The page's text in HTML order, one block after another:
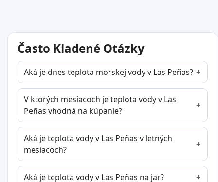
Často Kladené Otázky
Aká je dnes teplota morskej vody v Las Peñas?
V ktorých mesiacoch je teplota vody v Las
Peñas vhodná na kúpanie?
Aká je teplota vody v Las Peñas v letných
mesiacoch?
Aká je teplota vody v Las Peñas na jar?